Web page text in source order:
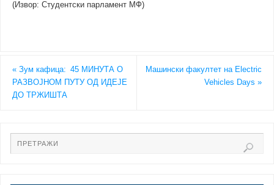
(Извор: Студентски парламент МФ)
«Зум кафица: 45 МИНУТА О
РАЗВОЈНОМ ПУТУ ОД ИДЕЈЕ
ДО ТРЖИШТА
Машински факултет на Electric
Vehicles Days»